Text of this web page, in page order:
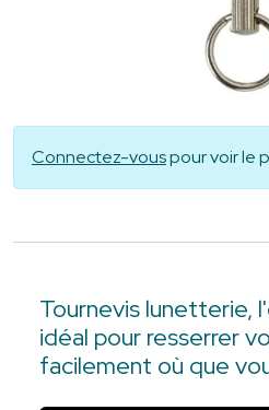
Connectez-vouspour voir le
Tournevis lunetterie,
idéal pour resserrer
facilement où que